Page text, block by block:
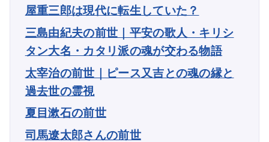
屋重三郎は現代に転生していた？
三島由紀夫の前世｜平安の歌人・キリシ
タン大名・カタリ派の魂が交わる物語
太宰治の前世｜ピース又吉との魂の縁と
過去世の霊視
夏目漱石の前世
司馬遼太郎さんの前世